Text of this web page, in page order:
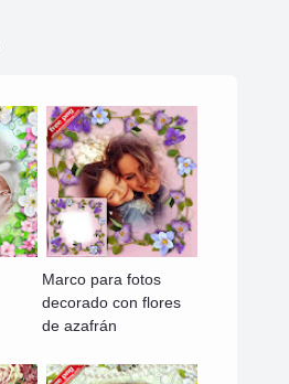
Marco para fotos
decorado con flores
de azafrán